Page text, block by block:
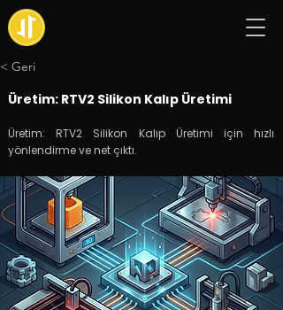
< Geri
Üretim: RTV2 Silikon Kalıp Üretimi
Üretim: RTV2 Silikon Kalıp Üretimi için hızlı
yönlendirme ve net çıktı.